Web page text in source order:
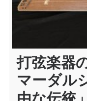
打弦楽器
マーダル